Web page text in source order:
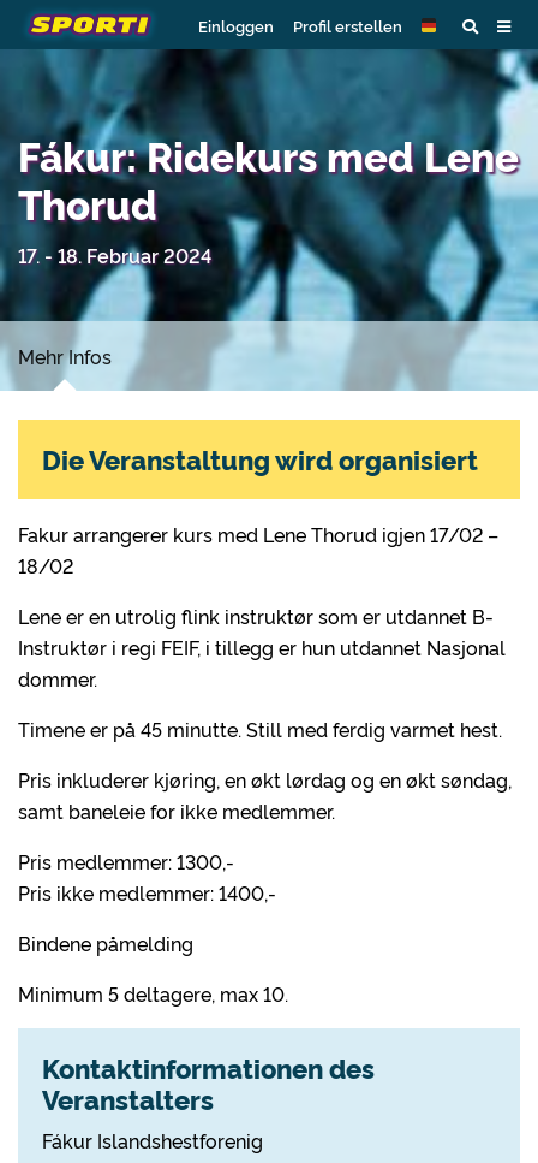
Einloggen Profil erstellen
Fákur: Ridekurs med Lene
Thorud
17. - 18. Februar 2024
Mehr Infos
Fakur arrangerer kurs med Lene Thorud igjen 17/02 –
18/02
Lene er en utrolig flink instruktør som er utdannet B-
Instruktør i regi FEIF, i tillegg er hun utdannet Nasjonal
dommer.
Timene er på 45 minutte. Still med ferdig varmet hest.
Pris inkluderer kjøring, en økt lørdag og en økt søndag,
samt baneleie for ikke medlemmer.
Pris medlemmer: 1300,-
Pris ikke medlemmer: 1400,-
Bindene påmelding
Minimum 5 deltagere, max 10.
Kontaktinformationen des
Veranstalters
Fákur Islandshestforenig
Die Veranstaltung wird organisiert